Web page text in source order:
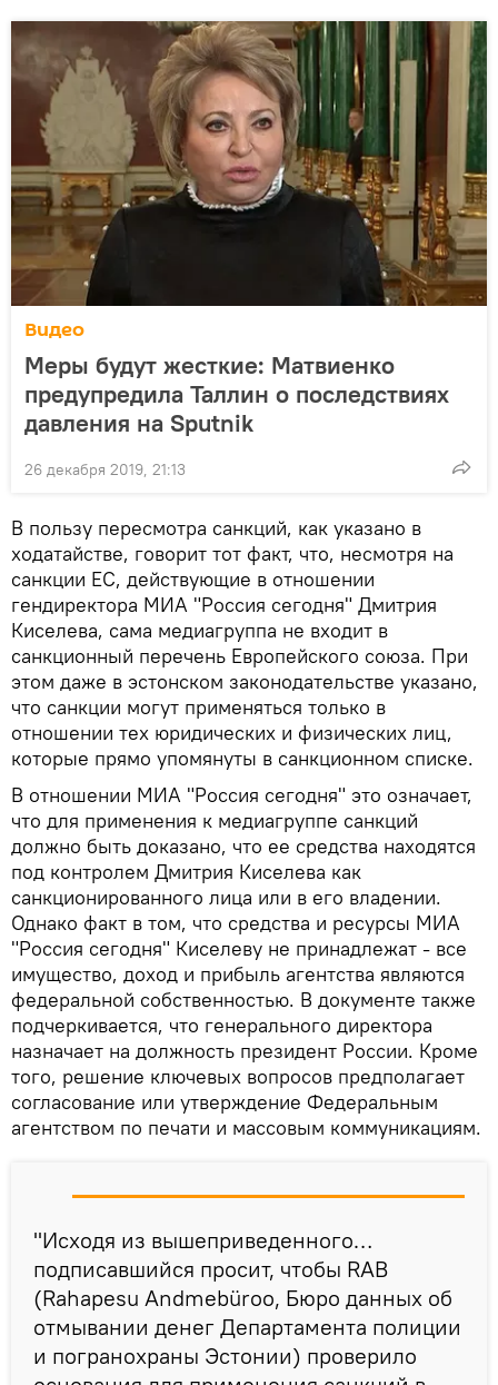
Видео
Меры будут жесткие: Матвиенко
предупредила Таллин о последствиях
давления на Sputnik
26 декабря 2019, 21:13
В пользу пересмотра санкций, как указано в
ходатайстве, говорит тот факт, что, несмотря на
санкции ЕС, действующие в отношении
гендиректора МИА "Россия сегодня" Дмитрия
Киселева, сама медиагруппа не входит в
санкционный перечень Европейского союза. При
этом даже в эстонском законодательстве указано,
что санкции могут применяться только в
отношении тех юридических и физических лиц,
которые прямо упомянуты в санкционном списке.
В отношении МИА "Россия сегодня" это означает,
что для применения к медиагруппе санкций
должно быть доказано, что ее средства находятся
под контролем Дмитрия Киселева как
санкционированного лица или в его владении.
Однако факт в том, что средства и ресурсы МИА
"Россия сегодня" Киселеву не принадлежат - все
имущество, доход и прибыль агентства являются
федеральной собственностью. В документе также
подчеркивается, что генерального директора
назначает на должность президент России. Кроме
того, решение ключевых вопросов предполагает
согласование или утверждение Федеральным
агентством по печати и массовым коммуникациям.
"Исходя из вышеприведенного…
подписавшийся просит, чтобы RAB
(Rahapesu Andmebüroo, Бюро данных об
отмывании денег Департамента полиции
и погранохраны Эстонии) проверило